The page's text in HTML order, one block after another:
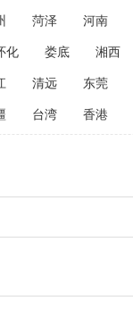
菏泽 河南
化 娄底 湘西
清远 东莞
台湾 香港